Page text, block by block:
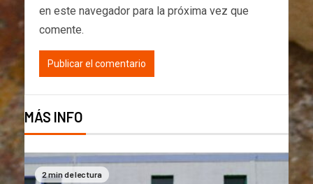
en este navegador para la próxima vez que
comente.
MÁS INFO
2 min de lectura